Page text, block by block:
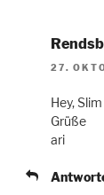
27.
Hey,
Grüße
ari